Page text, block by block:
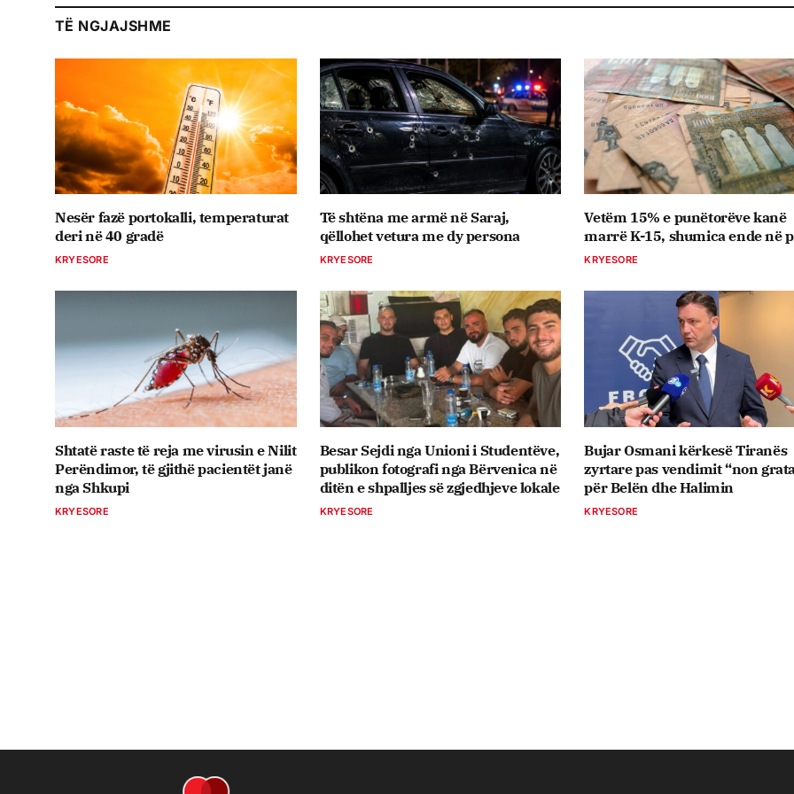
TË NGJAJSHME
Nesër fazë portokalli, temperaturat
deri në 40 gradë
KRYESORE
Të shtëna me armë në Saraj,
qëllohet vetura me dy persona
KRYESORE
Vetëm 15% e punëtorëve kanë
marrë K-15, shumica ende në
KRYESORE
Shtatë raste të reja me virusin e Nilit
Perëndimor, të gjithë pacientët janë
nga Shkupi
KRYESORE
Besar Sejdi nga Unioni i Studentëve,
publikon fotografi nga Bërvenica në
ditën e shpalljes së zgjedhjeve lokale
KRYESORE
Bujar Osmani kërkesë Tiranës
zyrtare pas vendimit “non
për Belën dhe Halimin
KRYESORE